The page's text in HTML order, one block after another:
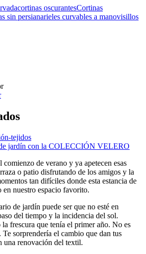
cortinas oscurantesCortinas
sin persianarieles curvables a manovisillos
jardín con la COLECCIÓN VELERO
comienzo de verano y ya apetecen esas
o patio disfrutando de los amigos y la
tan difíciles donde esta estancia de
en nuestro espacio favorito.
de jardín puede ser que no esté en
del tiempo y la incidencia del sol.
frescura que tenía el primer año. No es
sorprendería el cambio que dan tus
una renovación del textil.